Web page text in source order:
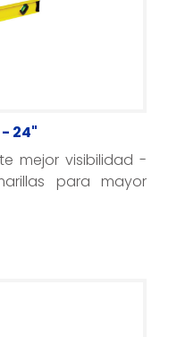
24"
mejor visibilidad -
para mayor